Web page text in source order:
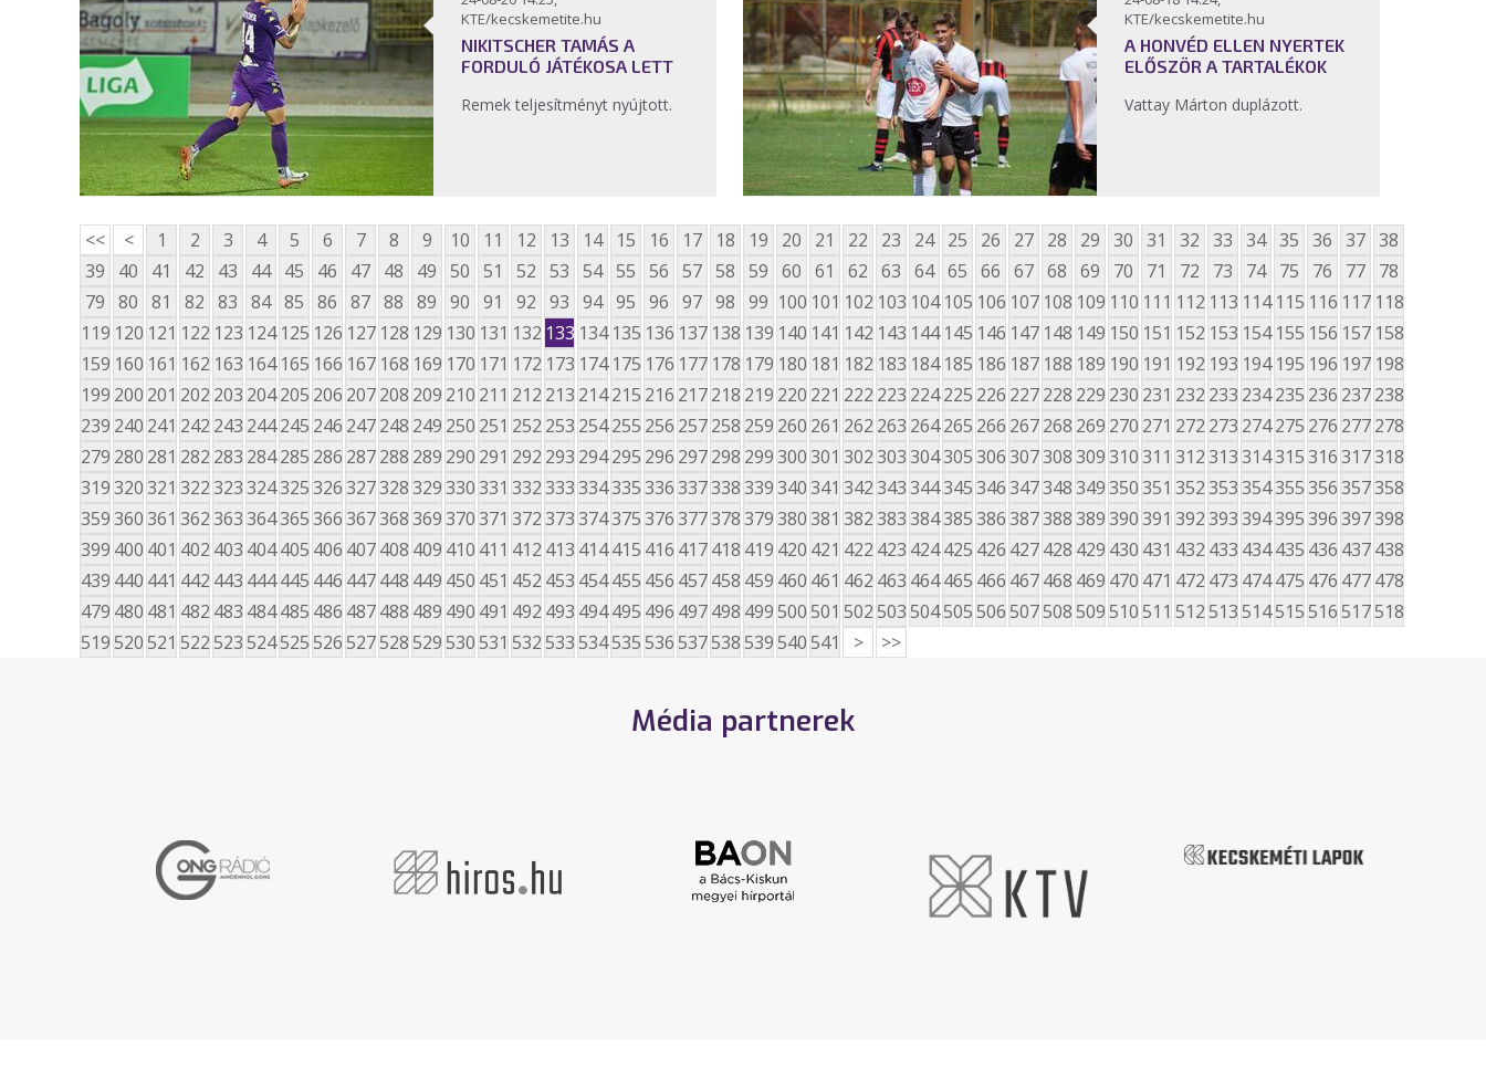
KTE/kecskemetite.hu
NIKITSCHER TAMÁS A
FORDULÓ JÁTÉKOSA LETT
Remek teljesítményt nyújtott.
KTE/kecskemetite.hu
A HONVÉD ELLEN NYERTEK
ELŐSZÖR A TARTALÉKOK
Vattay Márton duplázott.
<< < 1 2 3 4 5 6 7 8 9 10 11 12 13 14 15 16 17 18 19 20 21 22 23 24 25 26 27 28 29 30 31 32 33 34 35 36 37 38
39
40 41 42 43 44 45 46 47 48 49 50 51 52 53 54 55 56 57 58 59 60 61 62 63 64 65 66 67 68 69 70 71 72 73 74 75 76 77 78
79 80 81 82 83 84 85 86 87 88 89 90 91 92 93 94 95 96 97 98 99 100 101 102 103 104 105 106 107 108 109 110 111 112 113 114 115 116 117 118
119 120 121 122 123 124 125 126 127 128 129 130 131 132 133 134 135 136 137 138 139 140 141 142 143 144 145 146 147 148 149 150 151 152 153 154 155 156 157 158
159 160 161 162 163 164 165 166 167 168 169 170 171 172 173 174 175 176 177 178 179 180 181 182 183 184 185 186 187 188 189 190 191 192 193 194 195 196 197 198
199 200 201 202 203 204205 206 207208 209 210 211 212 213 214215 216 217218 219 220 221 222 223 224225 226 227228 229 230 231 232 233 234235 236 237238
239 240 241 242 243 244245 246 247248 249 250 251 252 253 254255 256 257258 259 260 261 262 263 264265 266 267268 269 270 271 272 273 274275 276 277278
279 280 281 282 283 284285 286 287288 289 290 291 292 293 294295 296 297298 299300301 302303304305306307308309310311 312313314315316317318
319320321 322323324325326327328329330331 332333334335336337338339340341 342343344345346347348349350351 352353354355356357358
359360361 362363364365366367368369370371 372373374375376377378379380381 382383384385386387388389390391 392393394395396397398
399 400 401 402 403 404405 406 407408 409 410 411 412 413 414415 416 417418 419 420 421 422 423 424425 426 427428 429 430 431 432 433 434435 436 437438
439 440 441 442 443 444445 446 447448 449 450 451 452 453 454455 456 457458 459 460 461 462 463 464465 466 467468 469 470 471 472 473 474475 476 477478
479 480 481 482 483 484485 486 487488 489 490 491 492 493 494495 496 497498 499500501 502503504505506507508509510511 512513514515516517518
519520521 522523524525526527528529530531 532533534535536537538539540541 > >>
Média partnerek